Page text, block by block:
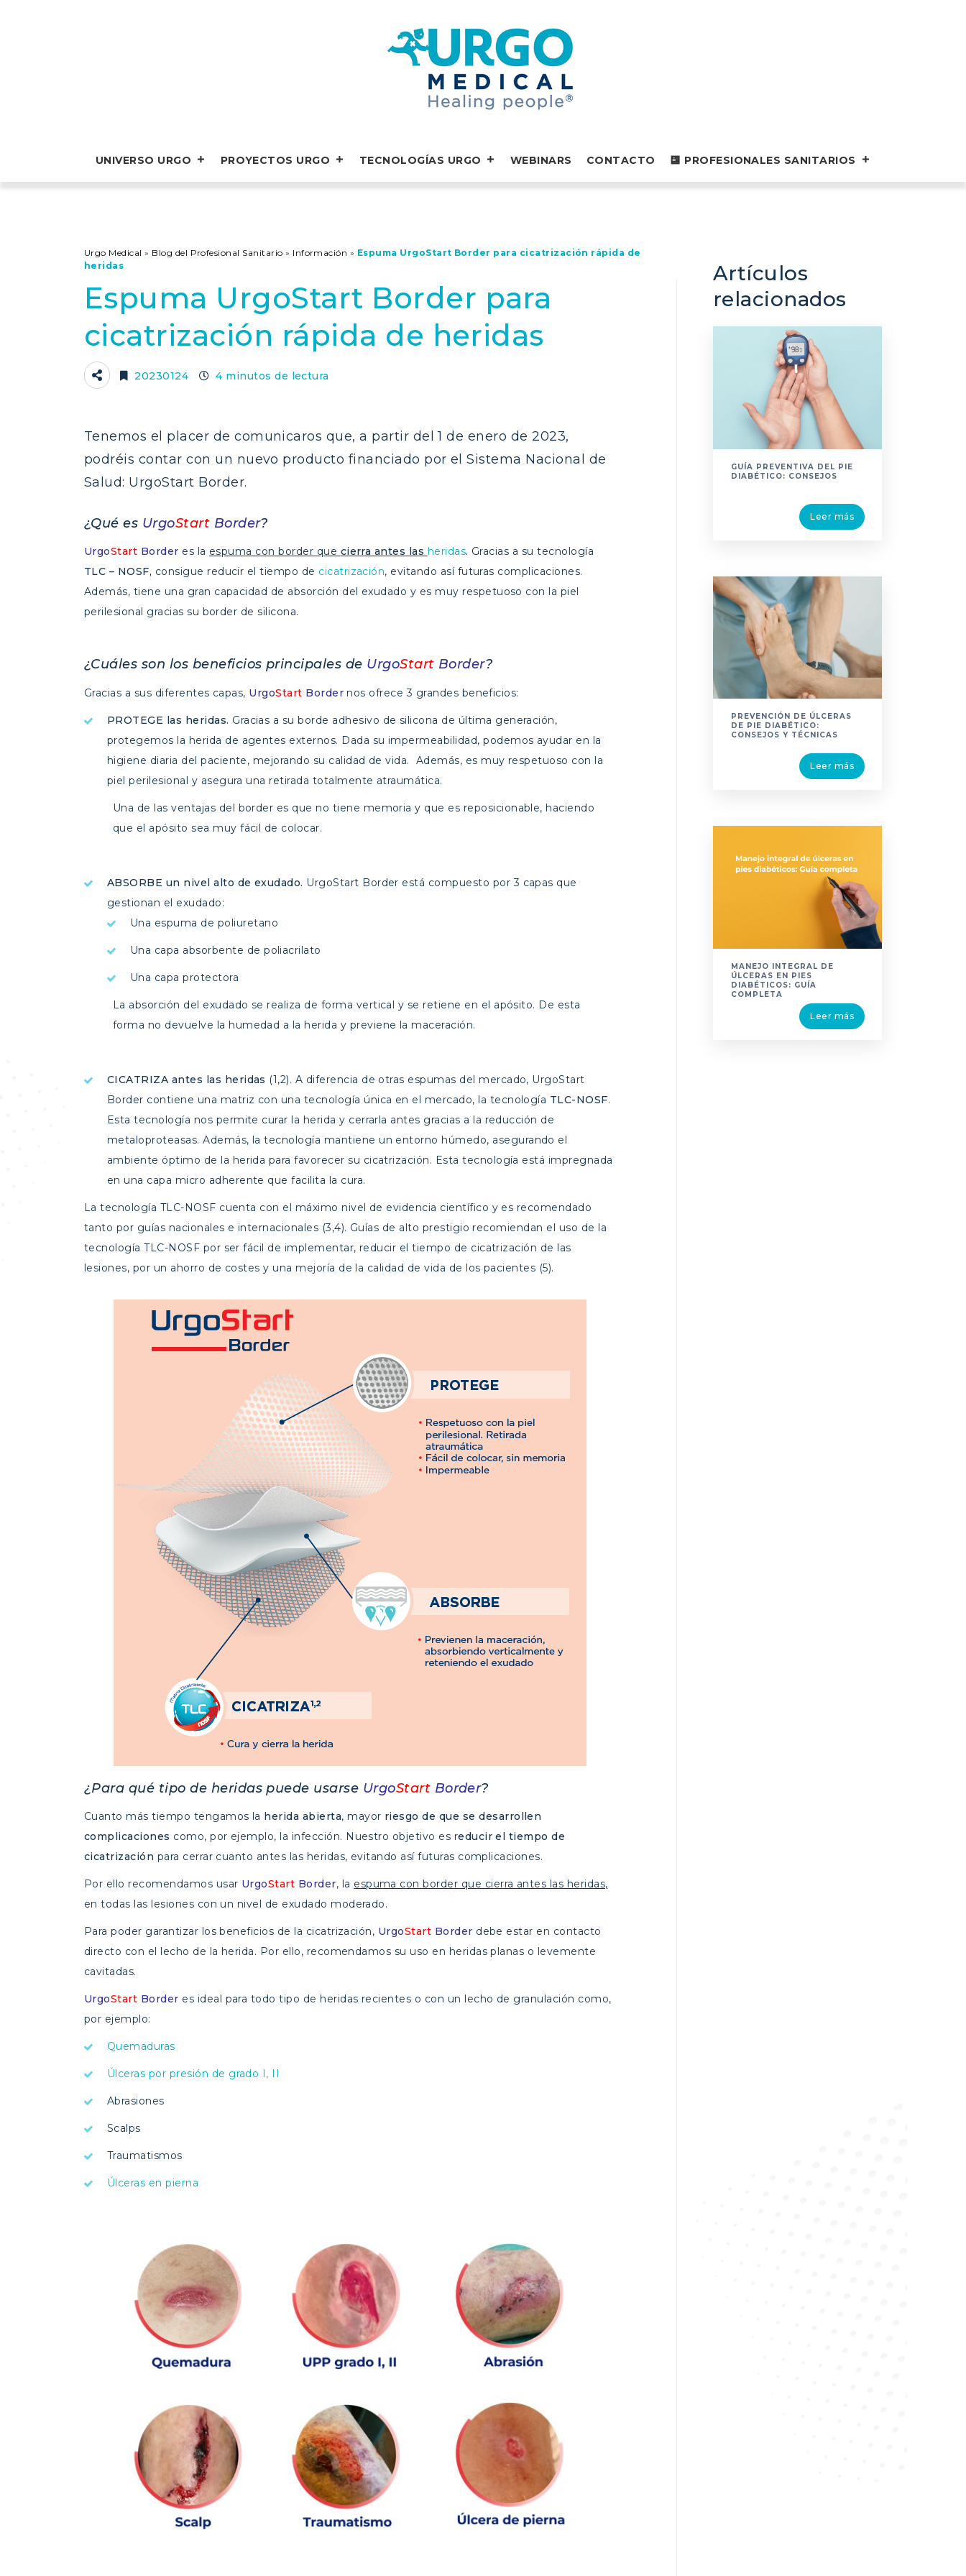
UNIVERSO URGO PROYECTOS URGO TECNOLOGÍAS URGO WEBINARS CONTACTO PROFESIONALES SANITARIOS
Urgo Medical » Blog del Profesional Sanitario » Información » Espuma UrgoStart Border para cicatrización rápida de
heridas
Espuma UrgoStart Border para
cicatrización rápida de heridas
20230124 4 minutos de lectura
Tenemos el placer de comunicaros que, a partir del 1 de enero de 2023,
podréis contar con un nuevo producto financiado por el Sistema Nacional de
Salud: UrgoStart Border.
¿Qué es UrgoStart Border?
UrgoStart Border es la espuma con border que cierra antes las heridas. Gracias a su tecnología
TLC – NOSF, consigue reducir el tiempo de cicatrización, evitando así futuras complicaciones.
Además, tiene una gran capacidad de absorción del exudado y es muy respetuoso con la piel
perilesional gracias su border de silicona.
¿Cuáles son los beneficios principales de UrgoStart Border?
Gracias a sus diferentes capas, UrgoStart Border nos ofrece 3 grandes beneficios:
PROTEGE las heridas. Gracias a su borde adhesivo de silicona de última generación,
protegemos la herida de agentes externos. Dada su impermeabilidad, podemos ayudar en la
higiene diaria del paciente, mejorando su calidad de vida. Además, es muy respetuoso con la
piel perilesional y asegura una retirada totalmente atraumática.
Una de las ventajas del border es que no tiene memoria y que es reposicionable, haciendo
que el apósito sea muy fácil de colocar.
ABSORBE un nivel alto de exudado. UrgoStart Border está compuesto por 3 capas que
gestionan el exudado:
Una espuma de poliuretano
Una capa absorbente de poliacrilato
Una capa protectora
La absorción del exudado se realiza de forma vertical y se retiene en el apósito. De esta
forma no devuelve la humedad a la herida y previene la maceración.
CICATRIZA antes las heridas (1,2). A diferencia de otras espumas del mercado, UrgoStart
Border contiene una matriz con una tecnología única en el mercado, la tecnología TLC-NOSF.
Esta tecnología nos permite curar la herida y cerrarla antes gracias a la reducción de
metaloproteasas. Además, la tecnología mantiene un entorno húmedo, asegurando el
ambiente óptimo de la herida para favorecer su cicatrización. Esta tecnología está impregnada
en una capa micro adherente que facilita la cura.
La tecnología TLC-NOSF cuenta con el máximo nivel de evidencia científico y es recomendado
tanto por guías nacionales e internacionales (3,4). Guías de alto prestigio recomiendan el uso de la
tecnología TLC-NOSF por ser fácil de implementar, reducir el tiempo de cicatrización de las
lesiones, por un ahorro de costes y una mejoría de la calidad de vida de los pacientes (5).
¿Para qué tipo de heridas puede usarse UrgoStart Border?
Cuanto más tiempo tengamos la herida abierta, mayor riesgo de que se desarrollen
complicaciones como, por ejemplo, la infección. Nuestro objetivo es reducir el tiempo de
cicatrización para cerrar cuanto antes las heridas, evitando así futuras complicaciones.
Por ello recomendamos usar UrgoStart Border, la espuma con border que cierra antes las heridas,
en todas las lesiones con un nivel de exudado moderado.
Para poder garantizar los beneficios de la cicatrización, UrgoStart Border debe estar en contacto
directo con el lecho de la herida. Por ello, recomendamos su uso en heridas planas o levemente
cavitadas.
UrgoStart Border es ideal para todo tipo de heridas recientes o con un lecho de granulación como,
por ejemplo:
Quemaduras
Úlceras por presión de grado I, II
Abrasiones
Scalps
Traumatismos
Úlceras en pierna
Artículos
relacionados
GUÍA PREVENTIVA DEL PIE
DIABÉTICO: CONSEJOS
Leer más
PREVENCIÓN DE ÚLCERAS
DE PIE DIABÉTICO:
CONSEJOS Y TÉCNICAS
Leer más
MANEJO INTEGRAL DE
ÚLCERAS EN PIES
DIABÉTICOS: GUÍA
COMPLETA
Leer más